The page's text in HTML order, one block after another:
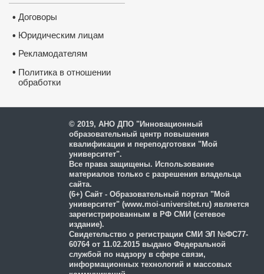
деятельности обучающихся на уроках
Курс повышения квалификации
воспитателя (методиста) дошкольной
Курс профессиональной переподготовки
"Организация деятельности по присмотру
и уходу за детьми" с присвоением
квалификации "Няня, помощник
воспитателя", 600 часов
• Договоры
• Юридическим лицам
• Рекламодателям
• Политика в отношении
обработки
© 2019, АНО ДПО "Инновационный
образовательный центр повышения
квалификации и переподготовки "Мой
университет".
Все права защищены. Использование
материалов только с разрешения владельца
сайта.
(6+) Сайт - Образовательный портал "Мой
университет" (www.moi-universitet.ru) является
зарегистрированным в РФ СМИ (сетевое
издание).
Свидетельство о регистрации СМИ ЭЛ №ФС77-
60764 от 11.02.2015 выдано Федеральной
службой по надзору в сфере связи,
информационных технологий и массовых